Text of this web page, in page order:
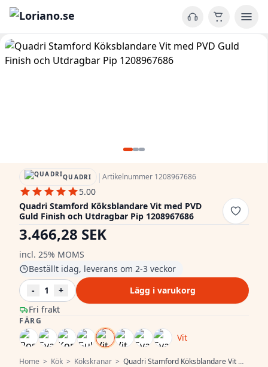
Home > Kök > Kökskranar > Quadri Stamford Köksblandare Vit med PVD Guld Finish och Utdragbar Pip 1208967686
QUADRI |Artikelnummer 1208967686
5.00
Quadri Stamford Köksblandare Vit med PVD
Guld Finish och Utdragbar Pip 1208967686
3.466,28 SEK
incl. 25% MOMS
Fri frakt
Beställt idag, leverans om 2-3 veckor
-
1 + Lägg i varukorg
FÄRG
Vit